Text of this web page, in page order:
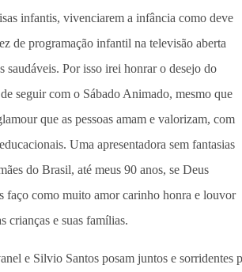
infantis, vivenciarem a infância como deve
de programação infantil na televisão aberta
saudáveis. Por isso irei honrar o desejo do
seguir com o Sábado Animado, mesmo que
que as pessoas amam e valorizam, com
Uma apresentadora sem fantasias
do Brasil, até meus 90 anos, se Deus
faço como muito amor carinho honra e louvor
crianças e suas famílias.